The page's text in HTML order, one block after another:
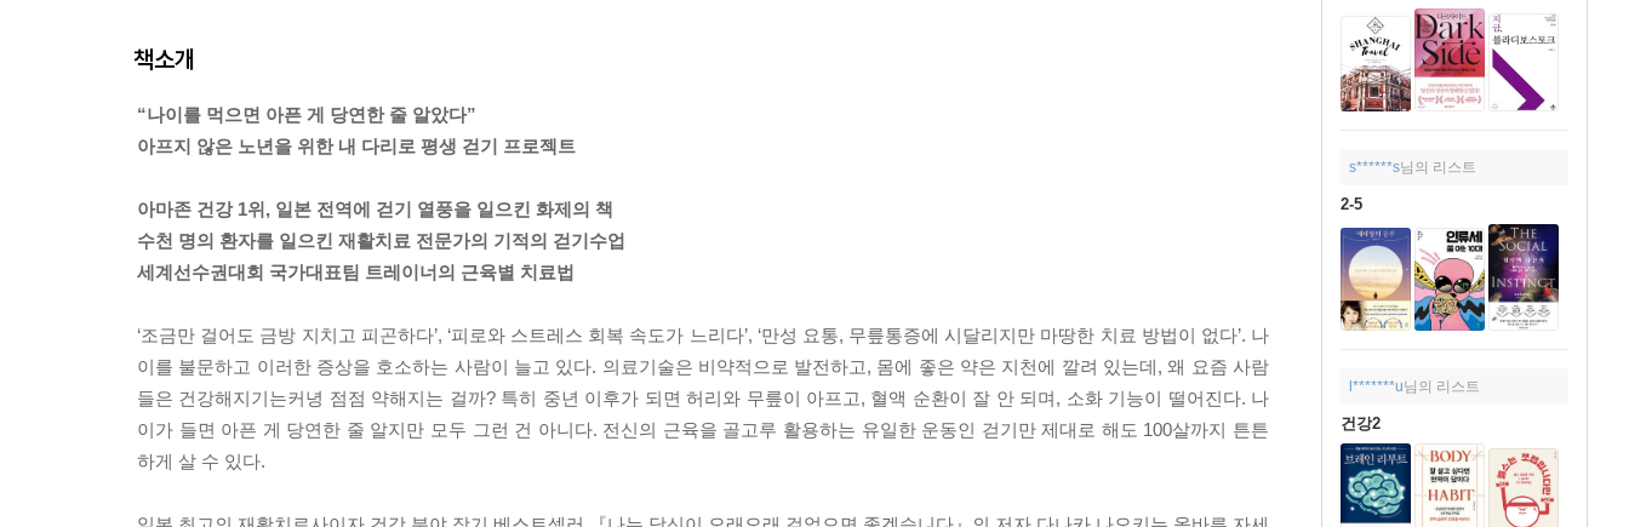
s******s님의 리스트
2-5
l*******u님의 리스트
건강2
책소개
“나이를 먹으면 아픈 게 당연한 줄 알았다”
아프지 않은 노년을 위한 내 다리로 평생 걷기 프로젝트
아마존 건강 1위, 일본 전역에 걷기 열풍을 일으킨 화제의 책
수천 명의 환자를 일으킨 재활치료 전문가의 기적의 걷기수업
세계선수권대회 국가대표팀 트레이너의 근육별 치료법
‘조금만 걸어도 금방 지치고 피곤하다’, ‘피로와 스트레스 회복 속도가 느리다’, ‘만성 요통, 무릎통증에 시달리지만 마땅한 치료 방법이 없다’. 나
이를 불문하고 이러한 증상을 호소하는 사람이 늘고 있다. 의료기술은 비약적으로 발전하고, 몸에 좋은 약은 지천에 깔려 있는데, 왜 요즘 사람
들은 건강해지기는커녕 점점 약해지는 걸까? 특히 중년 이후가 되면 허리와 무릎이 아프고, 혈액 순환이 잘 안 되며, 소화 기능이 떨어진다. 나
이가 들면 아픈 게 당연한 줄 알지만 모두 그런 건 아니다. 전신의 근육을 골고루 활용하는 유일한 운동인 걷기만 제대로 해도 100살까지 튼튼
하게 살 수 있다.